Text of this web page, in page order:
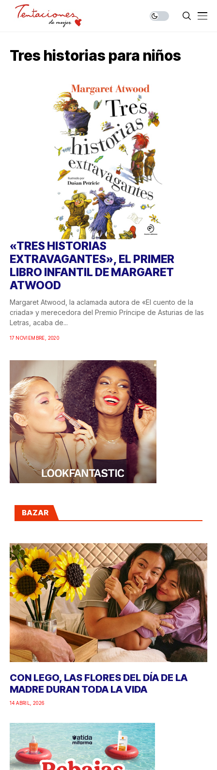
Tres historias para niños
«TRES HISTORIAS
EXTRAVAGANTES», EL PRIMER
LIBRO INFANTIL DE MARGARET
ATWOOD
Margaret Atwood, la aclamada autora de «El cuento de la
criada» y merecedora del Premio Príncipe de Asturias de las
Letras, acaba de...
17 NOVIEMBRE, 2020
BAZAR
CON LEGO, LAS FLORES DEL DÍA DE LA
MADRE DURAN TODA LA VIDA
14 ABRIL, 2026